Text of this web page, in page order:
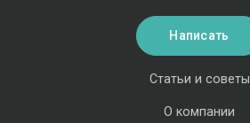
Статьи и советы
О компании
Написать